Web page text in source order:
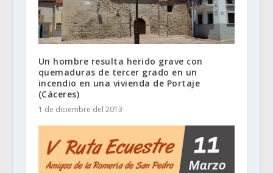
Un hombre resulta herido grave con
quemaduras de tercer grado en un
incendio en una vivienda de Portaje
(Cáceres)
1 de diciembre del 2013